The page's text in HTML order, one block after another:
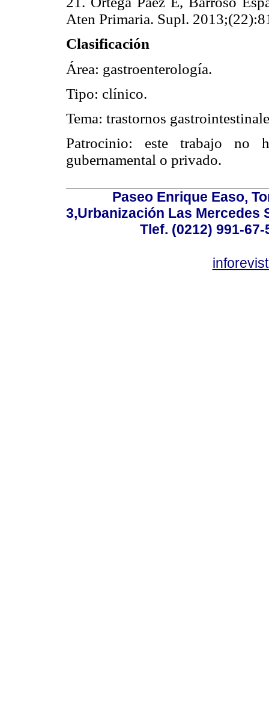
Aten Primaria. Supl.
Clasificación
Área: gastroenterología.
Tipo: clínico.
Tema: trastornos
Patrocinio: este trabajo no
gubernamental o privado.
Paseo Enrique Easo,
3,Urbanización Las Mercedes
Tlef. (0212) 991-